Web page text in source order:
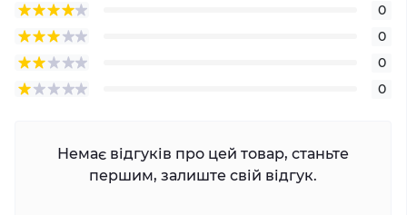
0
0
0
0
Немає відгуків про цей товар, станьте
першим, залиште свій відгук.